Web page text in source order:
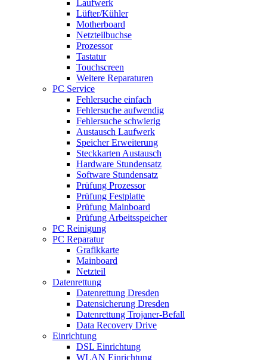
Laufwerk
Lüfter/Kühler
Motherboard
Netzteilbuchse
Prozessor
Tastatur
Touchscreen
Weitere Reparaturen
PC Service
Fehlersuche einfach
Fehlersuche aufwendig
Fehlersuche schwierig
Austausch Laufwerk
Speicher Erweiterung
Steckkarten Austausch
Hardware Stundensatz
Software Stundensatz
Prüfung Prozessor
Prüfung Festplatte
Prüfung Mainboard
Prüfung Arbeitsspeicher
PC Reinigung
PC Reparatur
Grafikkarte
Mainboard
Netzteil
Datenrettung
Datenrettung Dresden
Datensicherung Dresden
Datenrettung Trojaner-Befall
Data Recovery Drive
Einrichtung
DSL Einrichtung
WLAN Einrichtung